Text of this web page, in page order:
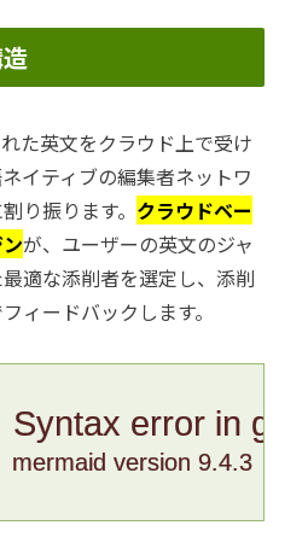
た英文をクラウド上で受け
イティブの編集者ネットワ
り振ります。 クラウドベー
が、ユーザーの英文のジャ
適な添削者を選定し、添削
ィードバックします。
Syntax error in
mermaid version 9.4.3